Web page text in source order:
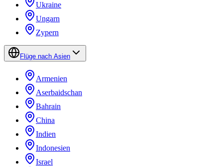
Ukraine
Ungarn
Zypern
Flüge nach Asien
Armenien
Aserbaidschan
Bahrain
China
Indien
Indonesien
Israel